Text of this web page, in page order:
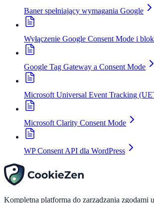
Baner spełniający wymagania Google
Wyłączenie Google Consent Mode i
Google Tag Gateway a Consent Mode
Microsoft Universal Event Tracking
Microsoft Clarity Consent Mode
WP Consent API dla WordPress
Kompletna platforma do zarządzania zgodami